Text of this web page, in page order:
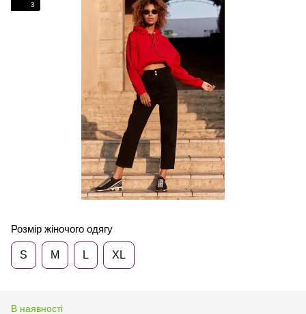
3
Розмір жіночого одягу
S M L XL
В наявності